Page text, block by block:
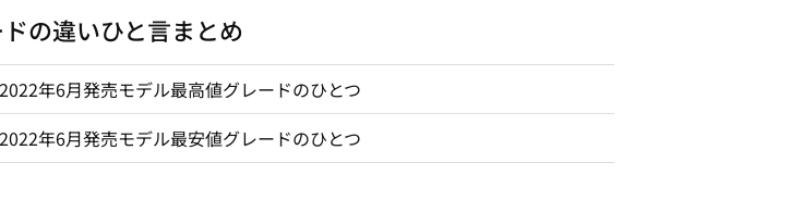
の違いひと言まとめ
年6月発売モデル最高値グレードのひとつ
年6月発売モデル最安値グレードのひとつ